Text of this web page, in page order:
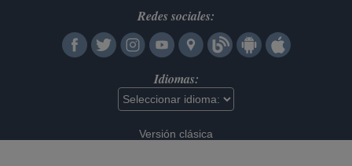
Redes sociales:
Idiomas:
Versión clásica